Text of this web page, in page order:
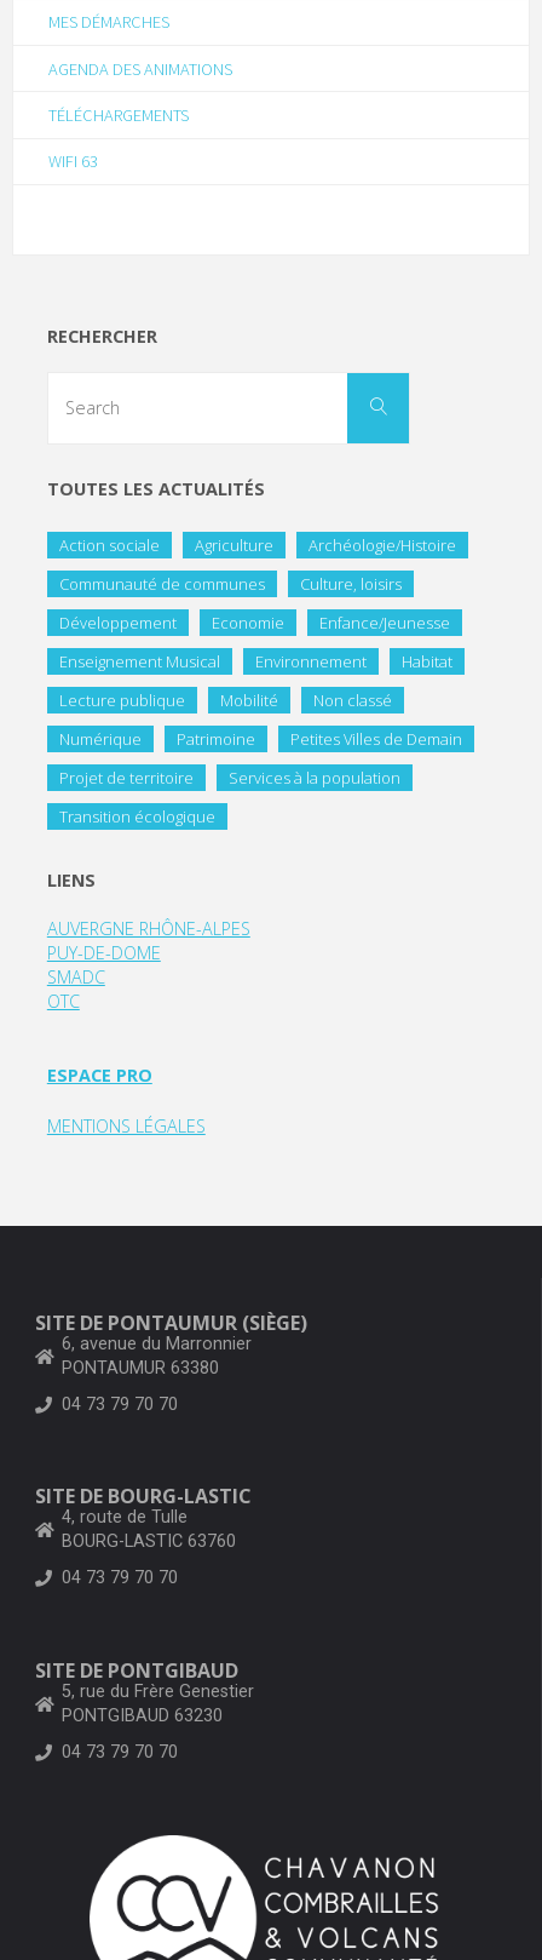
MES DÉMARCHES
AGENDA DES ANIMATIONS
TÉLÉCHARGEMENTS
WIFI 63
RECHERCHER
TOUTES LES ACTUALITÉS
Action sociale Agriculture
Archéologie/Histoire
Communauté de communes
Culture, loisirs
Développement
Economie
Enfance/Jeunesse
Enseignement Musical
Environnement
Habitat
Lecture publique
Mobilité
Non classé
Numérique
Patrimoine
Petites Villes de Demain
Projet de territoire
Services à la population
Transition écologique
LIENS
AUVERGNE RHÔNE-ALPES
PUY-DE-DOME
SMADC
OTC
ESPACE PRO
MENTIONS LÉGALES
SITE DE PONTAUMUR (SIÈGE)
6, avenue du Marronnier
PONTAUMUR 63380
04 73 79 70 70
SITE DE BOURG-LASTIC
4, route de Tulle
BOURG-LASTIC 63760
04 73 79 70 70
SITE DE PONTGIBAUD
5, rue du Frère Genestier
PONTGIBAUD 63230
04 73 79 70 70